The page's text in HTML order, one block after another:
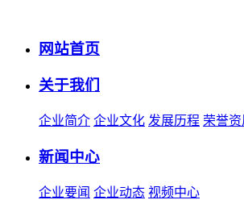
网站首页
关于我们
企业简介 企业文化 发展历程 荣誉
新闻中心
企业要闻 企业动态 视频中心